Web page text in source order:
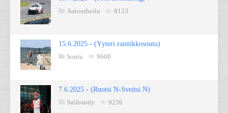
Autourheilu
8133
15.6.2025 - (Yyteri rannikkosoutu)
Soutu
9600
7.6.2025 - (Ruotsi N-Sveitsi N)
Salibandy
9236